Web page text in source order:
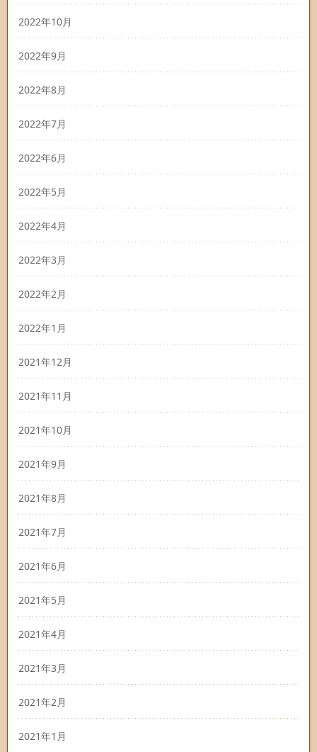
2022年10月
2022年9月
2022年8月
2022年7月
2022年6月
2022年5月
2022年4月
2022年3月
2022年2月
2022年1月
2021年12月
2021年11月
2021年10月
2021年9月
2021年8月
2021年7月
2021年6月
2021年5月
2021年4月
2021年3月
2021年2月
2021年1月